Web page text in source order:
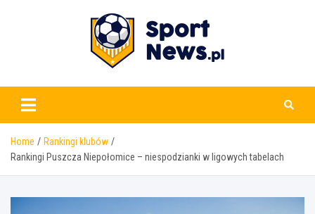
www.sportnews.pl
Home
Rankingi klubów
Rankingi Puszcza Niepołomice – niespodzianki w ligowych tabelach